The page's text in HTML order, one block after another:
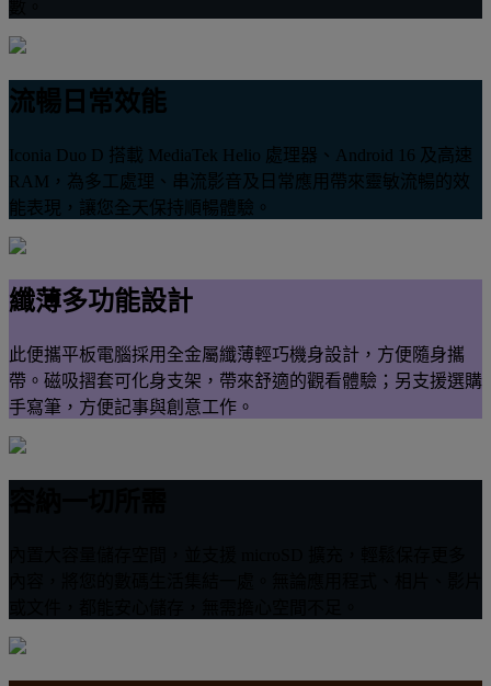
流暢日常效能
Iconia Duo D 搭載 MediaTek Helio 處理器、Android 16 及高速
RAM，為多工處理、串流影音及日常應用帶來靈敏流暢的效
能表現，讓您全天保持順暢體驗。
纖薄多功能設計
此便攜平板電腦採用全金屬纖薄輕巧機身設計，方便隨身攜
帶。磁吸摺套可化身支架，帶來舒適的觀看體驗；另支援選購
手寫筆，方便記事與創意工作。